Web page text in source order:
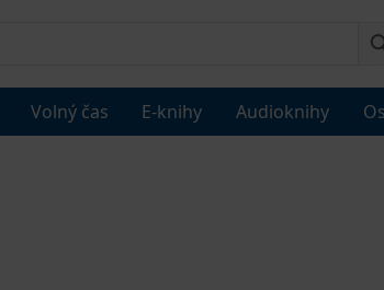
Volný čas E-knihy Audioknihy